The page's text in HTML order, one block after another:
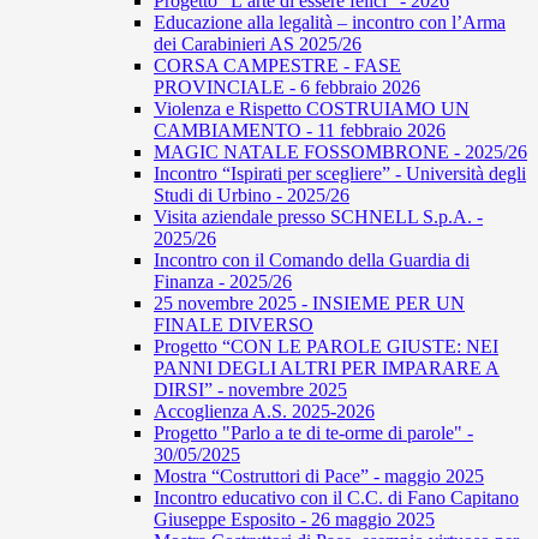
Educazione alla legalità – incontro con l’Arma
dei Carabinieri AS 2025/26
CORSA CAMPESTRE - FASE
PROVINCIALE - 6 febbraio 2026
Violenza e Rispetto COSTRUIAMO UN
CAMBIAMENTO - 11 febbraio 2026
MAGIC NATALE FOSSOMBRONE - 2025/26
Incontro “Ispirati per scegliere” - Università degli
Studi di Urbino - 2025/26
Visita aziendale presso SCHNELL S.p.A. -
2025/26
Incontro con il Comando della Guardia di
Finanza - 2025/26
25 novembre 2025 - INSIEME PER UN
FINALE DIVERSO
Progetto “CON LE PAROLE GIUSTE: NEI
PANNI DEGLI ALTRI PER IMPARARE A
DIRSI” - novembre 2025
Accoglienza A.S. 2025-2026
Progetto "Parlo a te di te-orme di parole" -
30/05/2025
Mostra “Costruttori di Pace” - maggio 2025
Incontro educativo con il C.C. di Fano Capitano
Giuseppe Esposito - 26 maggio 2025